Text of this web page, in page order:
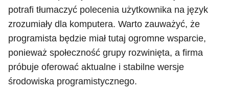
potrafi tłumaczyć polecenia użytkownika na język
zrozumiały dla komputera. Warto zauważyć, że
programista będzie miał tutaj ogromne wsparcie,
ponieważ społeczność grupy rozwinięta, a firma
próbuje oferować aktualne i stabilne wersje
środowiska programistycznego.